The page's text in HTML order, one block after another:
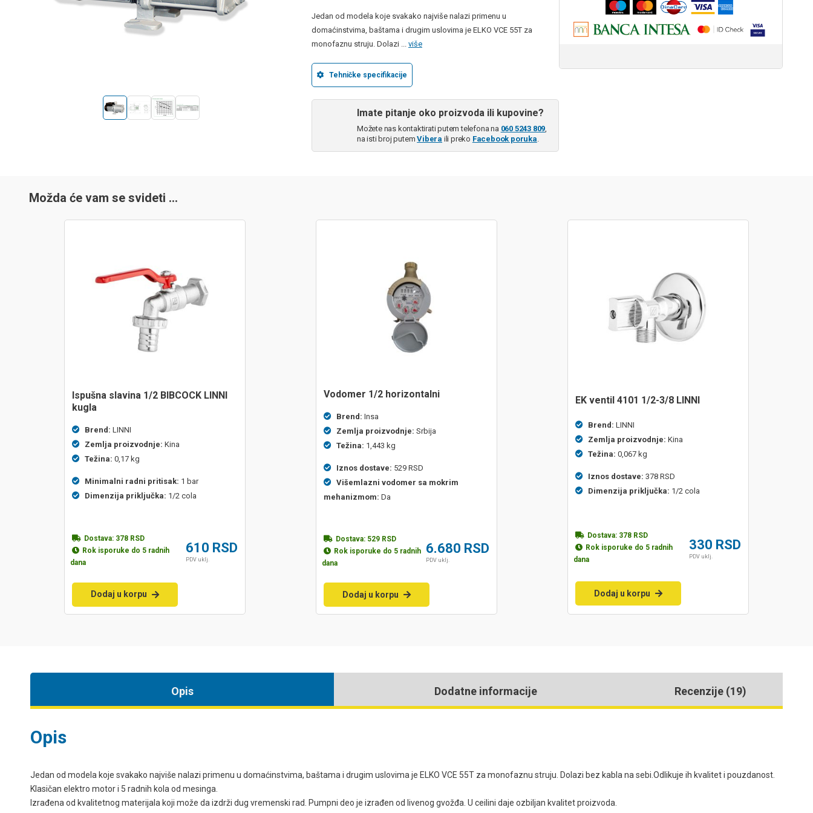
Jedan od modela koje svakako najviše nalazi primenu u
domaćinstvima, baštama i drugim uslovima je ELKO VCE 55T za
monofaznu struju. Dolazi ... više
Tehničke specifikacije
Imate pitanje oko proizvoda ili kupovine?
Možete nas kontaktirati putem telefona na 060 5243 809,
na isti broj putemVibera ili preko Facebook poruka.
Možda će vam se svideti …
ispušna slavina 1/2 BIBCOCK LINNI
kugla
Brend: LINNI
Zemlja proizvodnje: Kina
Težina: 0,17 kg
Minimalni radni pritisak: 1 bar
Dimenzija priključka: 1/2 cola
Dostava: 378 RSD
Rok isporuke do 5 radnih
dana
610 RSD
PDV uklj.
Dodaj u korpu
vodomer 1/2 horizontalni
Brend: Insa
Zemlja proizvodnje: Srbija
Težina: 1,443 kg
Iznos dostave: 529 RSD
Višemlazni vodomer sa mokrim
mehanizmom: Da
Dostava: 529 RSD
Rok isporuke do 5 radnih
dana
6.680 RSD
PDV uklj.
Dodaj u korpu
EK ventil 4101 1/2-3/8 LINNI
Brend: LINNI
Zemlja proizvodnje: Kina
Težina: 0,067 kg
Iznos dostave: 378 RSD
Dimenzija priključka: 1/2 cola
Dostava: 378 RSD
Rok isporuke do 5 radnih
dana
330 RSD
PDV uklj.
Dodaj u korpu
Opis Dodatne informacije Recenzije (19)
Opis
Jedan od modela koje svakako najviše nalazi primenu u domaćinstvima, baštama i drugim uslovima je ELKO VCE 55T za monofaznu struju. Dolazi bez kabla na sebi.Odlikuje ih kvalitet i pouzdanost.
Klasičan elektro motor i 5 radnih kola od mesinga.
Izrađena od kvalitetnog materijala koji može da izdrži dug vremenski rad. Pumpni deo je izrađen od livenog gvožđa. U ceilini daje ozbiljan kvalitet proizvoda.